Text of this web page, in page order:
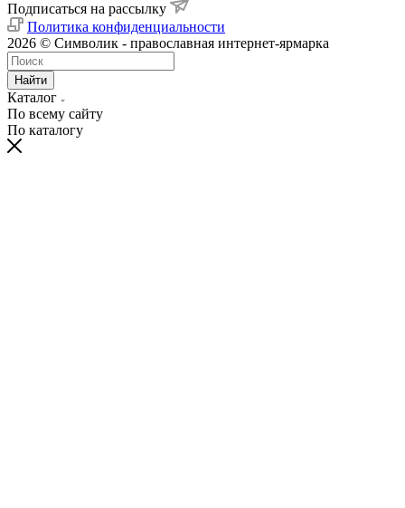
Подписаться на рассылку
Политика конфиденциальности
2026 © Символик - православная интернет-ярмарка
Найти
Каталог
По всему сайту
По каталогу